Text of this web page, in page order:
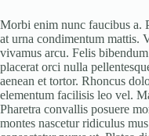
Morbi enim nunc faucibus a.
at urna condimentum mattis.
vivamus arcu. Felis
placerat orci nulla
aenean et tortor. Rhoncus
elementum facilisis leo vel.
Pharetra convallis posuere
montes nascetur ridiculus